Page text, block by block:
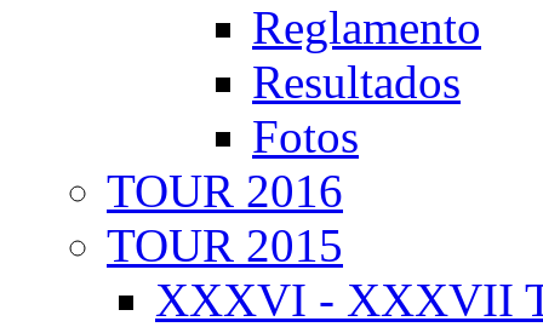
Reglamento
Resultados
Fotos
TOUR 2016
TOUR 2015
XXXVI - XXXVII